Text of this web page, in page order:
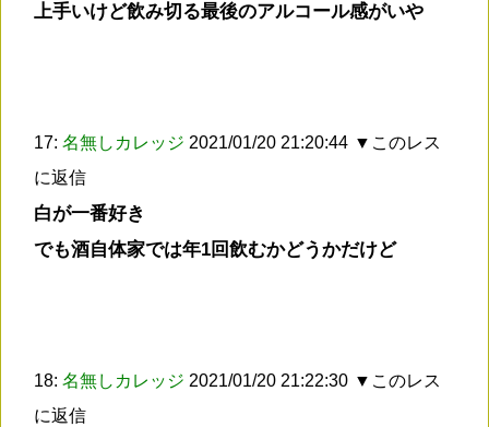
上手いけど飲み切る最後のアルコール感がいや
17: 名無しカレッジ 2021/01/20 21:20:44 ▼このレス
に返信
白が一番好き
でも酒自体家では年1回飲むかどうかだけど
18: 名無しカレッジ 2021/01/20 21:22:30 ▼このレス
に返信